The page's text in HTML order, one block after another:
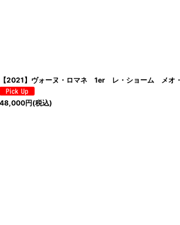
【2021】ヴォーヌ・ロマネ 1er レ・ショーム メオ
48,000円(税込)